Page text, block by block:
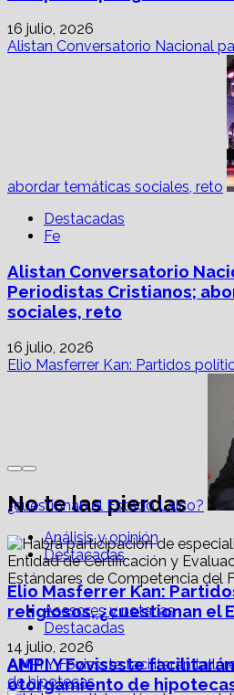
16 julio, 2026
Alistan Conversatorio Nacional
abordar temáticas sociales, reto
Destacadas
Fe
Alistan Conversatorio
Periodistas Cristianos;
sociales, reto
16 julio, 2026
Elio Masferrer Kan: Partidos
¿cuestionan el Estado Laico?
Análisis y opinión
Destacadas
Elio Masferrer Kan:
religiosos, ¿cuestionan el
14 julio, 2026
AMPI Y Fovissste facilitarán
de hipotecas
No te las pierdas
Asesores y notarías
Destacadas
AMPI Y Fovissste
otorgamiento de